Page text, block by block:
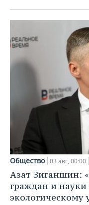
Общество 03 авг, 00:00
Азат Зиганшин:
граждан и науки
экологическому